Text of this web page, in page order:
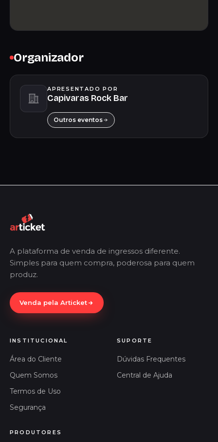
Organizador
APRESENTADO POR
Capivaras Rock Bar
Outros eventos
A plataforma de venda de ingressos diferente.
Simples para quem compra, poderosa para quem
produz.
Venda pela Articket
INSTITUCIONAL
Área do Cliente
Quem Somos
Termos de Uso
Segurança
SUPORTE
Dúvidas Frequentes
Central de Ajuda
PRODUTORES